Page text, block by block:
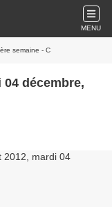
MENU
semaine - C
décembre,